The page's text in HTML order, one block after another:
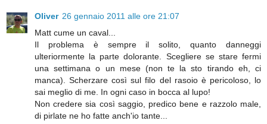
Oliver 26 gennaio 2011 alle ore 21:07
Matt cume un caval...
Il problema è sempre il solito, quanto danneggi
ulteriormente la parte dolorante. Scegliere se stare fermi
una settimana o un mese (non te la sto tirando eh, ci
manca). Scherzare così sul filo del rasoio è pericoloso, lo
sai meglio di me. In ogni caso in bocca al lupo!
Non credere sia così saggio, predico bene e razzolo male,
di pirlate ne ho fatte anch'io tante...